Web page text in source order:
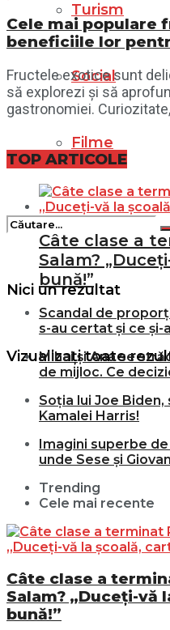
Turism
Social
Filme
Nici un rezultat
Vizualizați toate
Cele mai populare
beneficiile lor
Fructele exotice sunt
să explorezi și să
gastronomiei.
TOP ARTICOLE
Câte clase a
Salam?
bună!”
Scandal de
s-au certat și ce și-
Mihai și Ana se
de mijloc. Ce
Soția lui Joe
Kamalei Harris!
Imagini superbe
unde Sese și
Trending
Cele mai recente
Câte clase a
Salam? „Duceți-vă
bună!”